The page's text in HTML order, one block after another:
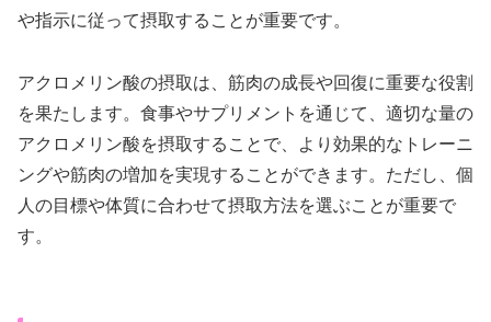
や指示に従って摂取することが重要です。
アクロメリン酸の摂取は、筋肉の成長や回復に重要な役割
を果たします。食事やサプリメントを通じて、適切な量の
アクロメリン酸を摂取することで、より効果的なトレーニ
ングや筋肉の増加を実現することができます。ただし、個
人の目標や体質に合わせて摂取方法を選ぶことが重要で
す。